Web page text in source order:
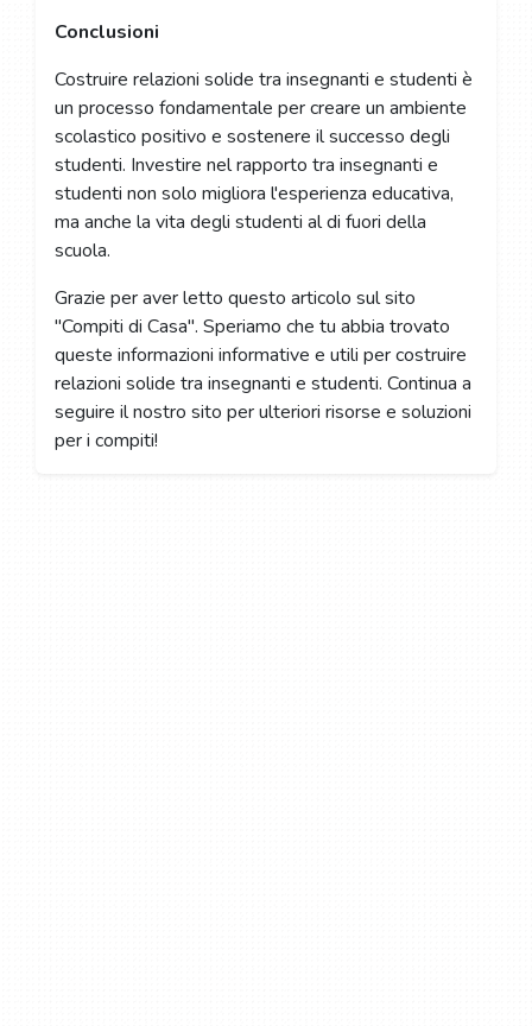
Conclusioni
Costruire relazioni solide tra insegnanti e studenti è
un processo fondamentale per creare un ambiente
scolastico positivo e sostenere il successo degli
studenti. Investire nel rapporto tra insegnanti e
studenti non solo migliora l'esperienza educativa,
ma anche la vita degli studenti al di fuori della
scuola.
Grazie per aver letto questo articolo sul sito
"Compiti di Casa". Speriamo che tu abbia trovato
queste informazioni informative e utili per costruire
relazioni solide tra insegnanti e studenti. Continua a
seguire il nostro sito per ulteriori risorse e soluzioni
per i compiti!